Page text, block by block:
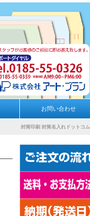
お問い合わせ
封筒印刷 封筒名入れドットコム